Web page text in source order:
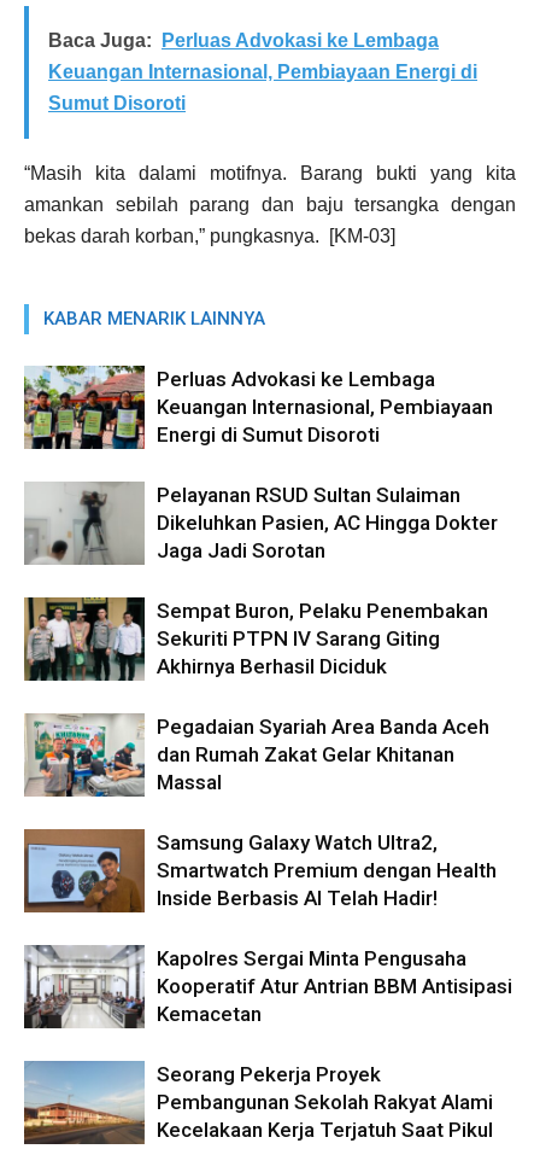
Baca Juga:
Perluas Advokasi ke Lembaga
Keuangan Internasional, Pembiayaan Energi di
Sumut Disoroti
“Masih kita dalami motifnya. Barang bukti yang kita
amankan sebilah parang dan baju tersangka dengan
bekas darah korban,” pungkasnya. [KM-03]
KABAR MENARIK LAINNYA
Perluas Advokasi ke Lembaga
Keuangan Internasional, Pembiayaan
Energi di Sumut Disoroti
Pelayanan RSUD Sultan Sulaiman
Dikeluhkan Pasien, AC Hingga Dokter
Jaga Jadi Sorotan
Sempat Buron, Pelaku Penembakan
Sekuriti PTPN IV Sarang Giting
Akhirnya Berhasil Diciduk
Pegadaian Syariah Area Banda Aceh
dan Rumah Zakat Gelar Khitanan
Massal
Samsung Galaxy Watch Ultra2,
Smartwatch Premium dengan Health
Inside Berbasis AI Telah Hadir!
Kapolres Sergai Minta Pengusaha
Kooperatif Atur Antrian BBM Antisipasi
Kemacetan
Seorang Pekerja Proyek
Pembangunan Sekolah Rakyat Alami
Kecelakaan Kerja Terjatuh Saat Pikul